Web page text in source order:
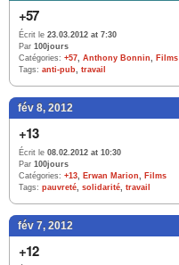
+57
Écrit le 23.03.2012 at 7:30
Par 100jours
Catégories: +57, Anthony Bonnin, Films
Tags: anti-pub, travail
fév 8, 2012
+13
Écrit le 08.02.2012 at 10:30
Par 100jours
Catégories: +13, Erwan Marion, Films
Tags: pauvreté, solidarité, travail
fév 7, 2012
+12